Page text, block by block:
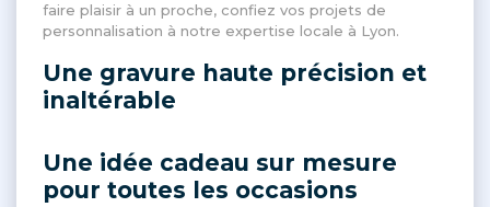
faire plaisir à un proche, confiez vos projets de
personnalisation à notre expertise locale à Lyon.
Une gravure haute précision et
inaltérable
Une idée cadeau sur mesure
pour toutes les occasions